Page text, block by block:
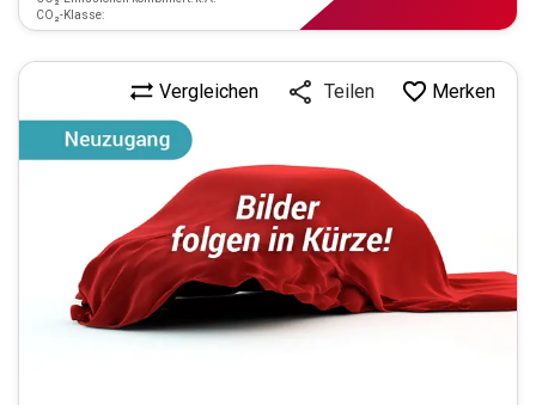
CO₂-Klasse:
Vergleichen Teilen Merken